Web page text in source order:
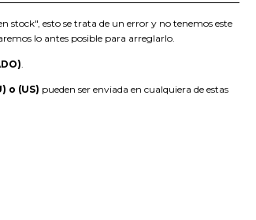
stock", esto se trata de un error y no tenemos este
lo antes posible para arreglarlo.
o (US) pueden ser enviada en cualquiera de estas